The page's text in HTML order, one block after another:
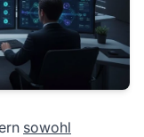
sowohl